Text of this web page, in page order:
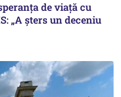
de viaţă cu
„A şters un deceniu